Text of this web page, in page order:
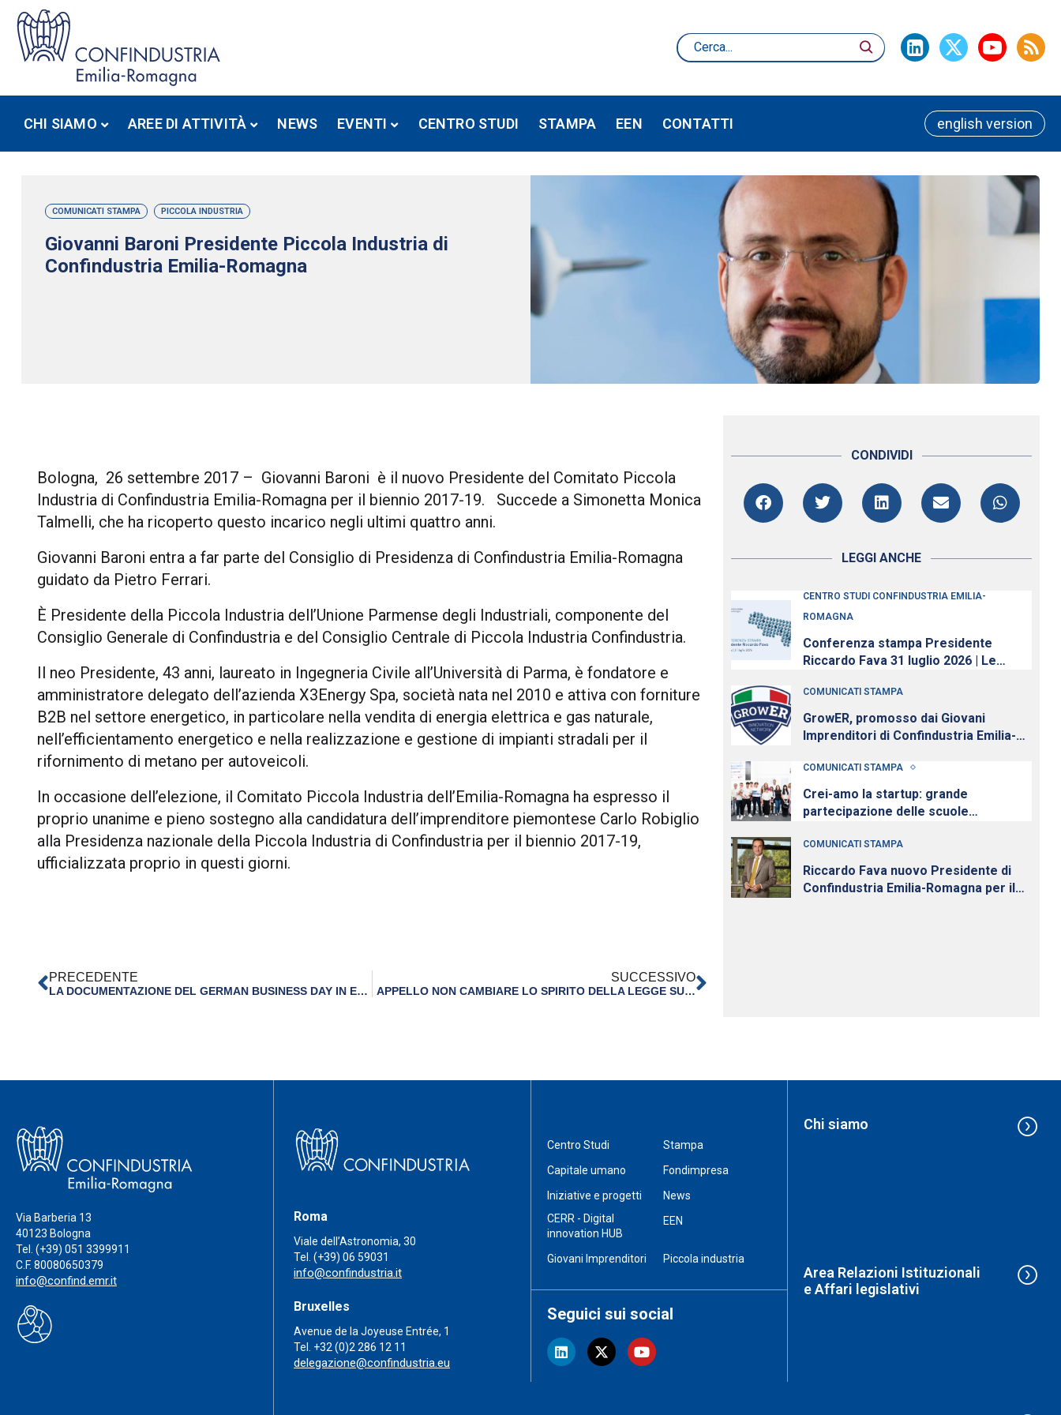
CHI SIAMO AREE DI ATTIVITÀ NEWS EVENTI CENTRO STUDI STAMPA EEN CONTATTI english version
COMUNICATI STAMPA PICCOLA INDUSTRIA
Giovanni Baroni Presidente Piccola Industria di
Confindustria Emilia-Romagna
Bologna, 26 settembre 2017 – Giovanni Baroni è il nuovo Presidente del Comitato Piccola
Industria di Confindustria Emilia-Romagna per il biennio 2017-19. Succede a Simonetta Monica
Talmelli, che ha ricoperto questo incarico negli ultimi quattro anni.
Giovanni Baroni entra a far parte del Consiglio di Presidenza di Confindustria Emilia-Romagna
guidato da Pietro Ferrari.
È Presidente della Piccola Industria dell’Unione Parmense degli Industriali, componente del
Consiglio Generale di Confindustria e del Consiglio Centrale di Piccola Industria Confindustria.
Il neo Presidente, 43 anni, laureato in Ingegneria Civile all’Università di Parma, è fondatore e
amministratore delegato dell’azienda X3Energy Spa, società nata nel 2010 e attiva con forniture
B2B nel settore energetico, in particolare nella vendita di energia elettrica e gas naturale,
nell’efficientamento energetico e nella realizzazione e gestione di impianti stradali per il
rifornimento di metano per autoveicoli.
In occasione dell’elezione, il Comitato Piccola Industria dell’Emilia-Romagna ha espresso il
proprio unanime e pieno sostegno alla candidatura dell’imprenditore piemontese Carlo Robiglio
alla Presidenza nazionale della Piccola Industria di Confindustria per il biennio 2017-19,
ufficializzata proprio in questi giorni.
PRECEDENTE
LA DOCUMENTAZIONE DEL GERMAN BUSINESS DAY IN EMILIA-ROMAGNA
SUCCESSIVO
APPELLO NON CAMBIARE LO SPIRITO DELLA LEGGE SULLA TUTELA E USO DEL SUOLO
CONDIVIDI
LEGGI ANCHE
CENTRO STUDI CONFINDUSTRIA EMILIA-
ROMAGNA
Conferenza stampa Presidente
Riccardo Fava 31 luglio 2026 | Le
nonostante l’incertezza
COMUNICATI STAMPA
GrowER, promosso dai Giovani
Imprenditori di Confindustria Emilia-
cresce e diventa nazionale
COMUNICATI STAMPA
Crei-amo la startup: grande
partecipazione delle scuole
dei Giovani Imprenditori di
Confindustria Emilia-Romagna
COMUNICATI STAMPA
Riccardo Fava nuovo Presidente di
Confindustria Emilia-Romagna per il
Via Barberia 13
40123 Bologna
Tel. (+39) 051 3399911
C.F. 80080650379
info@confind.emr.it
Roma
Viale dell’Astronomia, 30
Tel. (+39) 06 59031
info@confindustria.it
Bruxelles
Avenue de la Joyeuse Entrée, 1
Tel. +32 (0)2 286 12 11
delegazione@confindustria.eu
Centro Studi
Stampa
Capitale umano
Fondimpresa
Iniziative e progetti
News
CERR - Digital
innovation HUB
EEN
Giovani Imprenditori Piccola industria
Seguici sui social
Chi siamo
Area Relazioni Istituzionali
e Affari legislativi